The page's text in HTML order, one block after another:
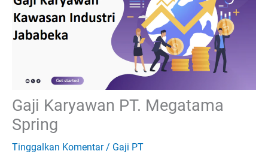
Gaji Karyawan PT. Megatama
Spring
Tinggalkan Komentar / Gaji PT